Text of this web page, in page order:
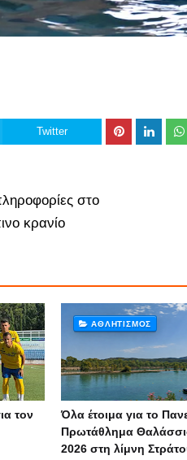
Twitter
στο
κρανίο
τον
ΑΘΛΗΤΙΣΜΌΣ
Όλα έτοιμα για το
Πρωτάθλημα
2026 στη λίμνη